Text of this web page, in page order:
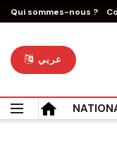
Qui sommes-nous ?
عربي